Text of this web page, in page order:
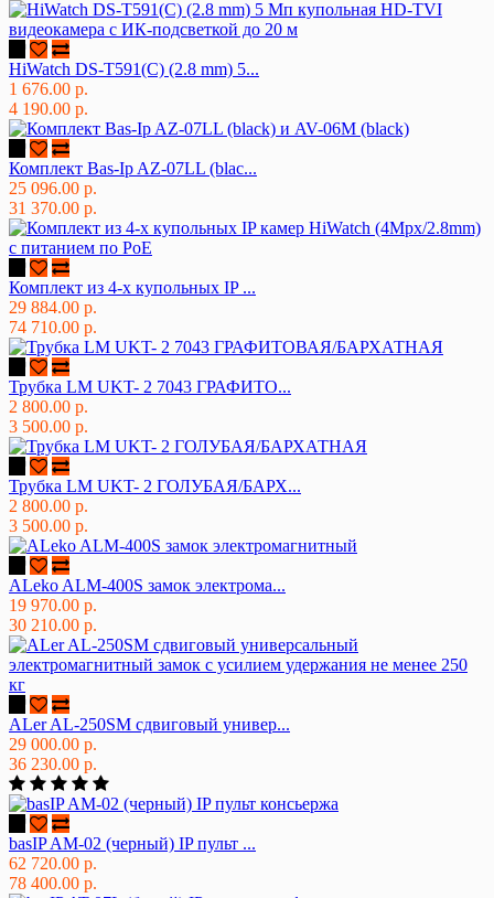
HiWatch DS-T591(C) (2.8 mm) 5...
1 676.00 р.
4 190.00 р.
Комплект Bas-Ip AZ-07LL (blac...
25 096.00 р.
31 370.00 р.
Комплект из 4-х купольных IP ...
29 884.00 р.
74 710.00 р.
Трубка LM UKT- 2 7043 ГРАФИТО...
2 800.00 р.
3 500.00 р.
Трубка LM UKT- 2 ГОЛУБАЯ/БАРХ...
2 800.00 р.
3 500.00 р.
ALeko ALM-400S замок электрома...
19 970.00 р.
30 210.00 р.
ALer AL-250SM сдвиговый универ...
29 000.00 р.
36 230.00 р.
basIP AM-02 (черный) IP пульт ...
62 720.00 р.
78 400.00 р.